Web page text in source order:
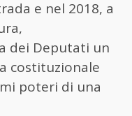
e nel 2018, a
dei Deputati un
costituzionale
poteri di una